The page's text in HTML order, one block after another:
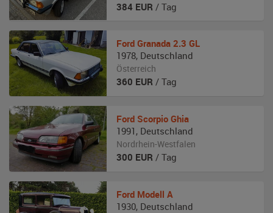
384 EUR / Tag
Ford Granada 2.3 GL
1978, Deutschland
Österreich
360 EUR / Tag
Ford Scorpio Ghia
1991 , Deutschland
Nordrhein-Westfalen
300 EUR / Tag
Ford Modell A
1930, Deutschland